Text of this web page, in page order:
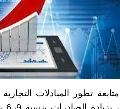
متابعة تطور المبادلات